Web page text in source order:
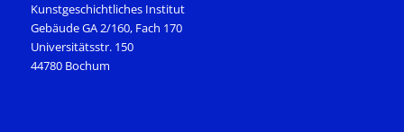
Kunstgeschichtliches Institut
Gebäude GA 2/160, Fach 170
Universitätsstr. 150
44780 Bochum